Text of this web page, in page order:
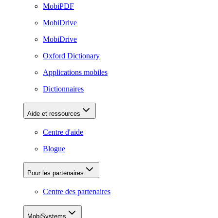
MobiPDF
MobiDrive
MobiDrive
Oxford Dictionary
Applications mobiles
Dictionnaires
Aide et ressources
Centre d'aide
Blogue
Pour les partenaires
Centre des partenaires
MobiSystems